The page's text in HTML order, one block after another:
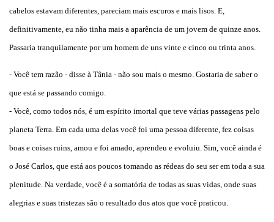
cabelos estavam diferentes, pareciam mais escuros e mais lisos. E,
definitivamente, eu não tinha mais a aparência de um jovem de quinze anos.
Passaria tranquilamente por um homem de uns vinte e cinco ou trinta anos.
- Você tem razão - disse à Tânia - não sou mais o mesmo. Gostaria de saber o
que está se passando comigo.
- Você, como todos nós, é um espírito imortal que teve várias passagens pelo
planeta Terra. Em cada uma delas você foi uma pessoa diferente, fez coisas
boas e coisas ruins, amou e foi amado, aprendeu e evoluiu. Sim, você ainda é
o José Carlos, que está aos poucos tomando as rédeas do seu ser em toda a sua
plenitude. Na verdade, você é a somatória de todas as suas vidas, onde suas
alegrias e suas tristezas são o resultado dos atos que você praticou.